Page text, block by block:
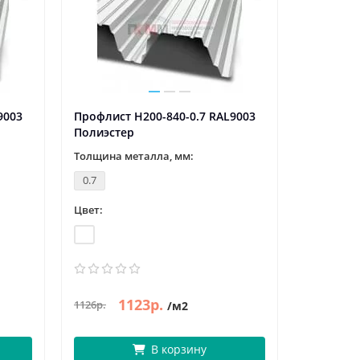
Профлист Н200-840-0.7 RAL9003
Полиэстер
Толщина металла, мм:
0.7
Цвет:
1126р. 1123р. /м2
В корзину